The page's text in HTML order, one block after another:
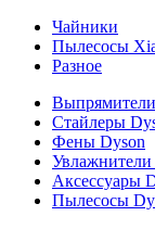
Чайники
Пылесосы
Разное
Стайлеры
Фены Dyson
Увлажнители
Аксессуары
Пылесосы